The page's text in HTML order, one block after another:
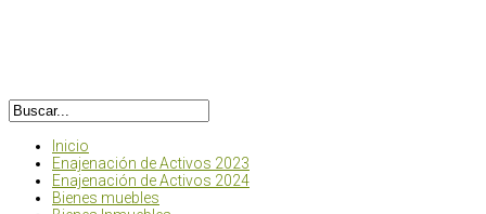
Inicio
Enajenación de Activos 2023
Enajenación de Activos 2024
Bienes muebles